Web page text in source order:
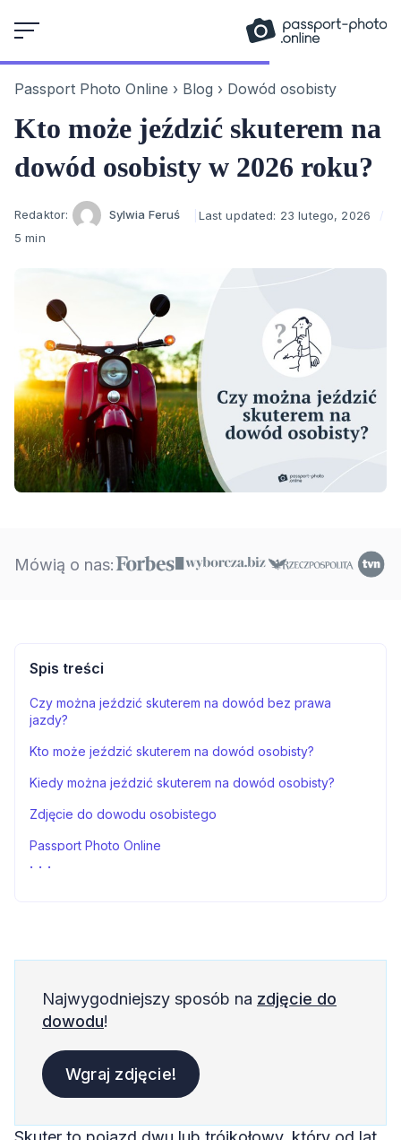
to
Passport Photo Online › Blog › Dowód osobisty
Kto może jeździć skuterem na
dowód osobisty w 2026 roku?
Author
Redaktor: Sylwia Feruś Last updated: 23 lutego, 2026
5 min
Mówią o nas:
Spis treści
Czy można jeździć skuterem na dowód bez prawa
jazdy?
Kto może jeździć skuterem na dowód osobisty?
Kiedy można jeździć skuterem na dowód osobisty?
Zdjęcie do dowodu osobistego
Passport Photo Online
Źródła
Najwygodniejszy sposób na zdjęcie do
dowodu!
Wgraj zdjęcie!